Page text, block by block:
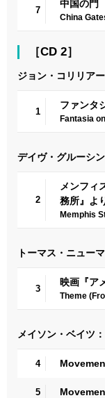
7
中国の門
China
［CD 2］
ジョン・コリリアー
1
ファンタ
Fantasia
デイヴ・グルーシン
2
メンフィ
務所』よ
Memphis
トーマス・ニューマ
3
映画『ア
Theme
メイソン・ベイツ
4
5